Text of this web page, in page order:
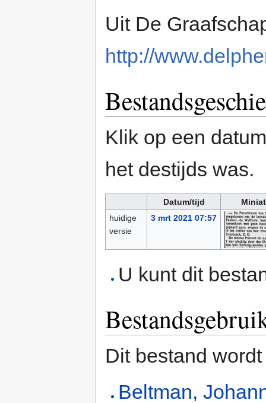
Uit De
http://
Klik op een
het destijds was.
Datum/tijd
huidige
versie
3 mrt 2021 07:57
U kunt dit
Dit bestand
Beltman,